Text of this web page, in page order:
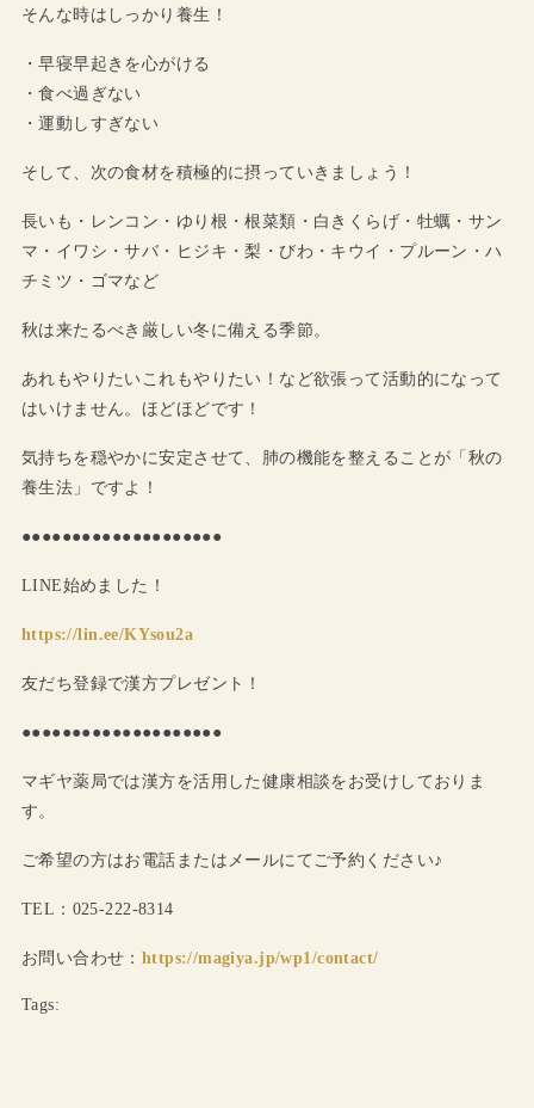
そんな時はしっかり養生！
・早寝早起きを心がける
・食べ過ぎない
・運動しすぎない
そして、次の食材を積極的に摂っていきましょう！
長いも・レンコン・ゆり根・根菜類・白きくらげ・牡蠣・サン
マ・イワシ・サバ・ヒジキ・梨・びわ・キウイ・プルーン・ハ
チミツ・ゴマなど
秋は来たるべき厳しい冬に備える季節。
あれもやりたいこれもやりたい！など欲張って活動的になって
はいけません。ほどほどです！
気持ちを穏やかに安定させて、肺の機能を整えることが「秋の
養生法」ですよ！
●●●●●●●●●●●●●●●●●●●●
LINE始めました！
https://lin.ee/KYsou2a
友だち登録で漢方プレゼント！
●●●●●●●●●●●●●●●●●●●●
マギヤ薬局では漢方を活用した健康相談をお受けしておりま
す。
ご希望の方はお電話またはメールにてご予約ください♪
TEL：025-222-8314
お問い合わせ： https://magiya.jp/wp1/contact/
Tags: